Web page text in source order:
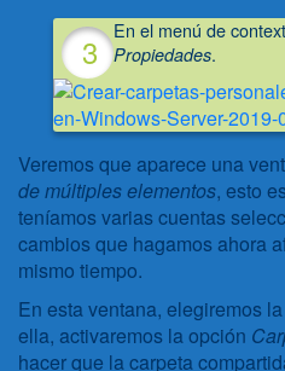
En el menú de
Propiedades.
Veremos que aparece una
de múltiples elementos, esto
teníamos varias cuentas
cambios que hagamos ahora
mismo tiempo.
En esta ventana, elegiremos
ella, activaremos la opción
hacer que la carpeta